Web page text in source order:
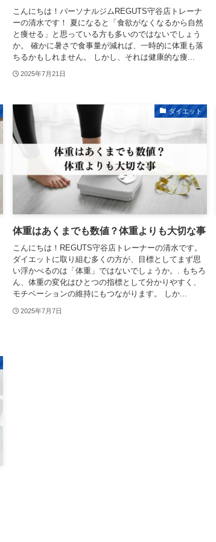
こんにちは！パーソナルジムREGUTS守谷店トレーナ
ーの清水です！ 夏になると「食欲がなくなるから自然
と痩せる」と思っている方も多いのではないでしょう
か。 確かに暑さで食事量が減れば、一時的に体重も落
ちるかもしれません。 しかし、それは健康的な痩...
2025年7月21日
ダイエット
体重はあくまでも数値？体重よりも大切な事
こんにちは！REGUTS守谷店トレーナーの清水です。
ダイエットに取り組む多くの方が、目標としてまず思
い浮かべるのは「体重」ではないでしょうか。. もちろ
ん、体重の変化はひとつの指標として分かりやすく、
モチベーションの維持にもつながります。 しか...
2025年7月7日